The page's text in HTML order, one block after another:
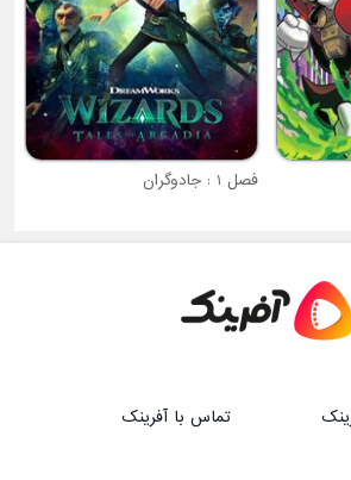
فصل 1 : جادوگران
تماس با آفرینک